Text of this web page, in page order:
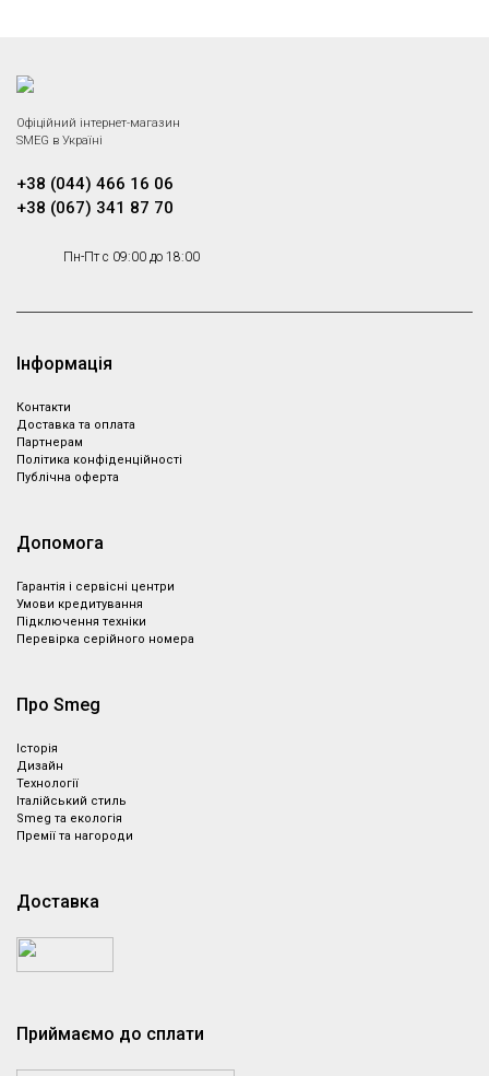
Офіційний інтернет-магазин
SMEG в Україні
+38 (044) 466 16 06
+38 (067) 341 87 70
Пн-Пт с 09:00 до 18:00
Інформація
Контакти
Доставка та оплата
Партнeрам
Політика конфіденційності
Публічна оферта
Допомога
Гарантія і сервісні центри
Умови кредитування
Підключення техніки
Перевірка серійного номера
Про Smeg
Історія
Дизайн
Технології
Італійський стиль
Smeg та екологія
Премії та нагороди
Доставка
Приймаємо до сплати